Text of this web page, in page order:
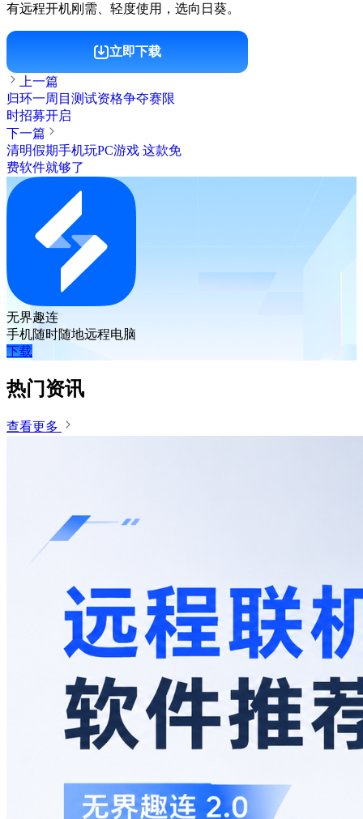
有远程开机刚需、轻度使用，选向日葵。
立即下载
上一篇
归环一周目测试资格争夺赛限
时招募开启
下一篇
清明假期手机玩PC游戏 这款免
费软件就够了
无界趣连
手机随时随地远程电脑
下载
热门资讯
查看更多